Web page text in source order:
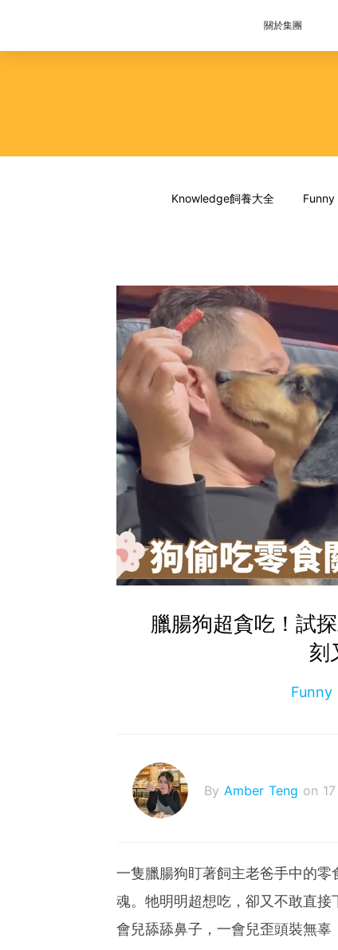
關於集團
Knowledge飼養大全
臘腸狗超貪吃！試
刻
Funny
By Amber Teng on
一隻臘腸狗盯著飼主老爸手中的
魂。牠明明超想吃，卻又不敢直
會兒舔舔鼻子，一會兒歪頭裝無辜